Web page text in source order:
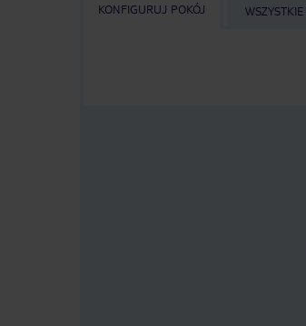
KONFIGURUJ POKÓJ